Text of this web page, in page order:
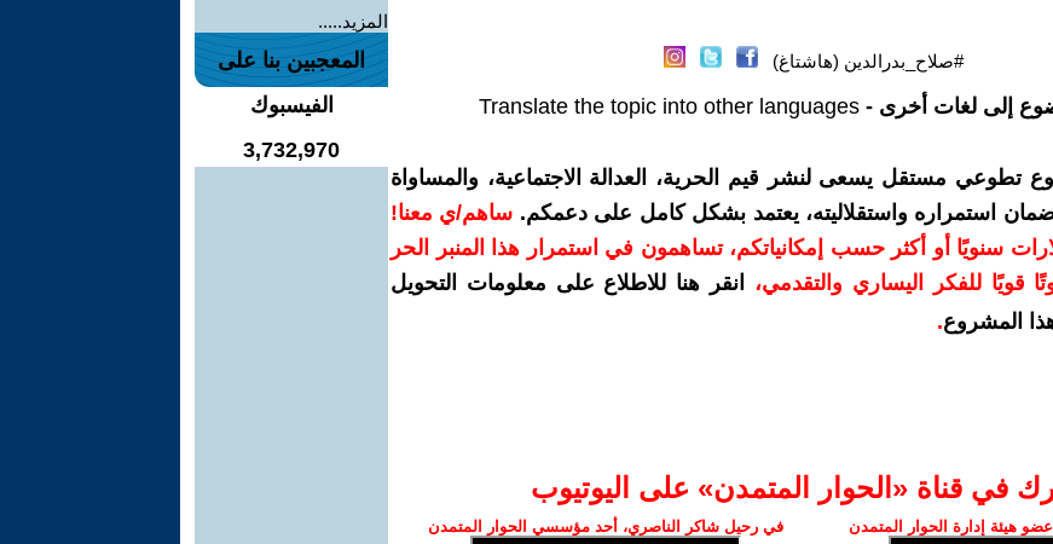
#صلاح_بدرالدين (هاشتاغ)
إلى لغات أخرى - Translate the topic into other languages
تطوعي مستقل يسعى لنشر قيم الحرية، العدالة الاجتماعية، والمساواة
استمراره واستقلاليته، يعتمد بشكل كامل على دعمكم. ساهم/ي معنا!
بمبلغ 10 دولارات سنويًا أو أكثر حسب إمكانياتكم، تساهمون في استمرار هذا المنبر الحر
قويًا للفكر اليساري والتقدمي،
انقر هنا للاطلاع على معلومات التحويل
المشروع.
في قناة ‫«الحوار المتمدن» على اليوتيوب
هيئة إدارة الحوار المتمدن في رحيل شاكر الناصري، أحد مؤسسي الحوار المتمدن
المزيد.....
المعجبين بنا على
الفيسبوك
3,732,970